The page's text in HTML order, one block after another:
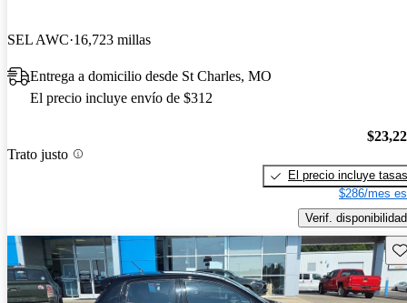
SEL AWC 16,723 millas
Entrega a domicilio desde St Charles, MO
El precio incluye envío de $312
Trato justo
El precio incluye tasas
$286/mes
Verif. disponibilidad